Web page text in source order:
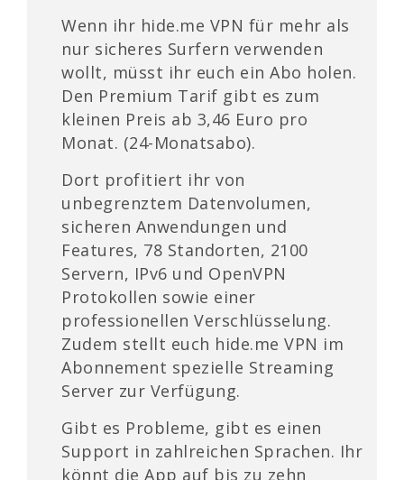
Wenn ihr hide.me VPN für mehr als
nur sicheres Surfern verwenden
wollt, müsst ihr euch ein Abo holen.
Den Premium Tarif gibt es zum
kleinen Preis ab 3,46 Euro pro
Monat. (24-Monatsabo).
Dort profitiert ihr von
unbegrenztem Datenvolumen,
sicheren Anwendungen und
Features, 78 Standorten, 2100
Servern, IPv6 und OpenVPN
Protokollen sowie einer
professionellen Verschlüsselung.
Zudem stellt euch hide.me VPN im
Abonnement spezielle Streaming
Server zur Verfügung.
Gibt es Probleme, gibt es einen
Support in zahlreichen Sprachen. Ihr
könnt die App auf bis zu zehn